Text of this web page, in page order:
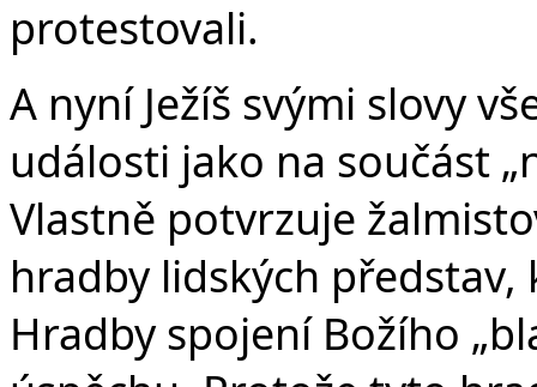
protestovali.
A nyní Ježíš svými slovy
události jako na součást
Vlastně potvrzuje
hradby lidských
Hradby spojení Božího